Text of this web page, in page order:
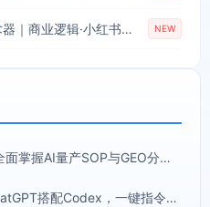
AI+新个体创业必修课｜道法术器｜商业逻辑·小红书流量·AI智能体｜低成本打造个人变现小生意全套教学 NEW
AI内容+GEO实战白皮书，全面掌握AI量产SOP与GEO分发机制【文档】
AI自动化电脑操控实战：ChatGPT搭配Codex，一键指令远程自动操控电脑完成工作